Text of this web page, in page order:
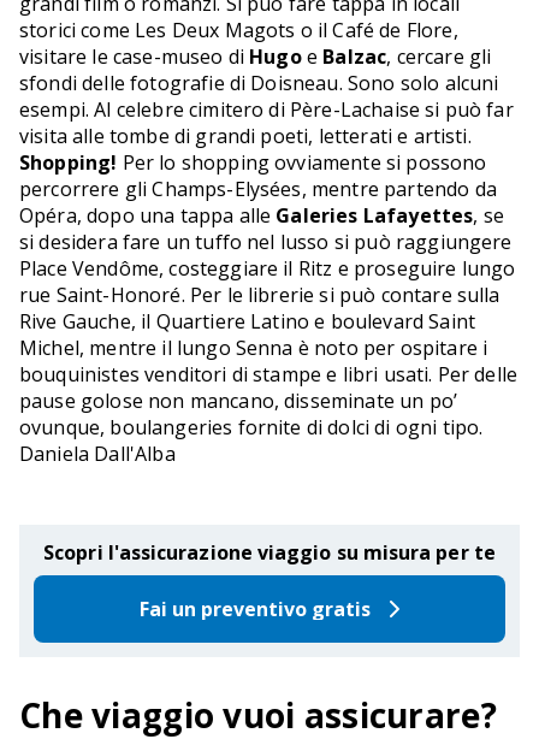
storici come Les Deux Magots o il Café de Flore,
visitare le case-museo di Hugoe Balzac, cercare gli
sfondi delle fotografie di Doisneau. Sono solo alcuni
esempi. Al celebre cimitero di Père-Lachaise si può far
visita alle tombe di grandi poeti, letterati e artisti.
Shopping! Per lo shopping ovviamente si possono
percorrere gli Champs-Elysées, mentre partendo da
Opéra, dopo una tappa alle Galeries Lafayettes, se
si desidera fare un tuffo nel lusso si può raggiungere
Place Vendôme, costeggiare il Ritz e proseguire lungo
rue Saint-Honoré. Per le librerie si può contare sulla
Rive Gauche, il Quartiere Latino e boulevard Saint
Michel, mentre il lungo Senna è noto per ospitare i
bouquinistes venditori di stampe e libri usati. Per delle
pause golose non mancano, disseminate un po’
ovunque, boulangeries fornite di dolci di ogni tipo.
Daniela Dall'Alba
Scopri l'assicurazione viaggio su misura per te
Fai un preventivo gratis
Che viaggio vuoi assicurare?